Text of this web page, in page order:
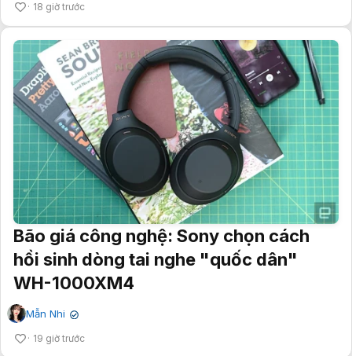
18 giờ trước
Bão giá công nghệ: Sony chọn cách
hồi sinh dòng tai nghe "quốc dân"
WH-1000XM4
Mẫn Nhi ✔
19 giờ trước